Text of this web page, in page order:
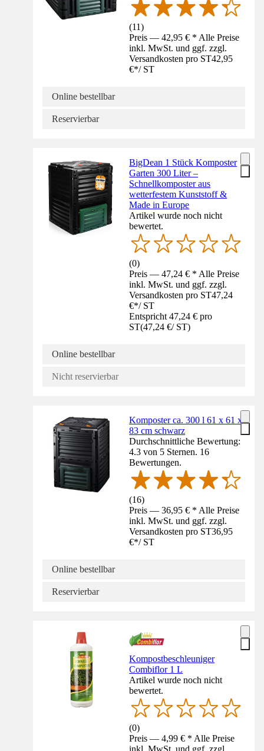
(11)
Preis — 42,95 € * Alle Preise
inkl. MwSt. und ggf. zzgl.
Versandkosten pro ST42,95
€*/ ST
Online bestellbar
Reservierbar
BigDean 1 Stück Komposter
Garten 300 Liter –
Schnellkomposter aus
wetterfestem Kunststoff &
Made in Europe
Artikel wurde noch nicht
bewertet.
(0)
Preis — 47,24 € * Alle Preise
inkl. MwSt. und ggf. zzgl.
Versandkosten pro ST47,24
€*/ ST
Entspricht 47,24 € pro
ST(47,24 €/ ST)
Online bestellbar
Nicht reservierbar
Komposter ca. 300 l 61 x 61 x
83 cm schwarz
Durchschnittliche Bewertung:
4.3 von 5 Sternen. 16
Bewertungen.
(16)
Preis — 36,95 € * Alle Preise
inkl. MwSt. und ggf. zzgl.
Versandkosten pro ST36,95
€*/ ST
Online bestellbar
Reservierbar
Kompostbeschleuniger
Combiflor 1 L
Artikel wurde noch nicht
bewertet.
(0)
Preis — 4,99 € * Alle Preise
inkl. MwSt. und ggf. zzgl.